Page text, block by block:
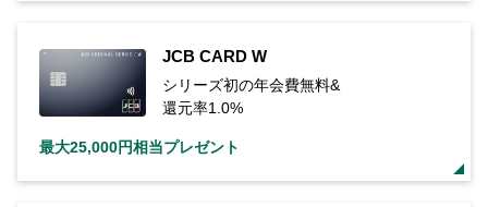
JCB CARD W
シリーズ初の年会費無料&
還元率1.0%
最大25,000円相当プレゼント